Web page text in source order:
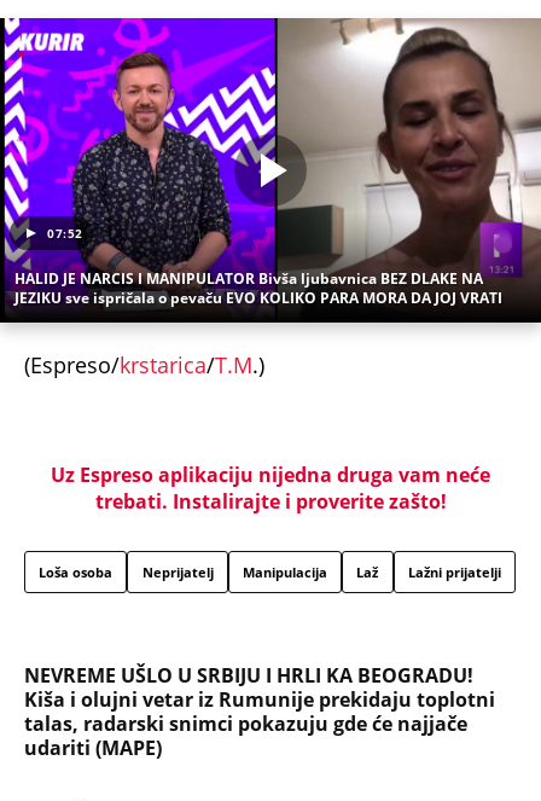
07:52
HALID JE NARCIS I MANIPULATOR Bivša ljubavnica BEZ DLAKE NA
JEZIKU sve ispričala o pevaču EVO KOLIKO PARA MORA DA JOJ VRATI
(Espreso/krstarica/T.M.)
Uz Espreso aplikaciju nijedna druga vam neće
trebati. Instalirajte i proverite zašto!
Loša osoba Neprijatelj Manipulacija Laž Lažni prijatelji
NEVREME UŠLO U SRBIJU I HRLI KA BEOGRADU!
Kiša i olujni vetar iz Rumunije prekidaju toplotni
talas, radarski snimci pokazuju gde će najjače
udariti (MAPE)